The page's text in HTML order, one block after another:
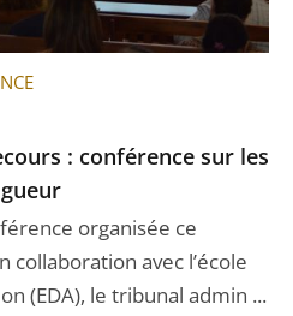
: conférence sur les
organisée ce
avec l’école
(EDA), le tribunal admin ...